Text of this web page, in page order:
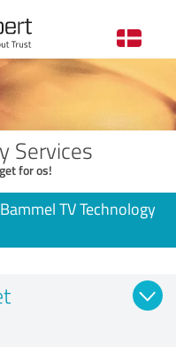
Services
for os!
Bammel TV Technology